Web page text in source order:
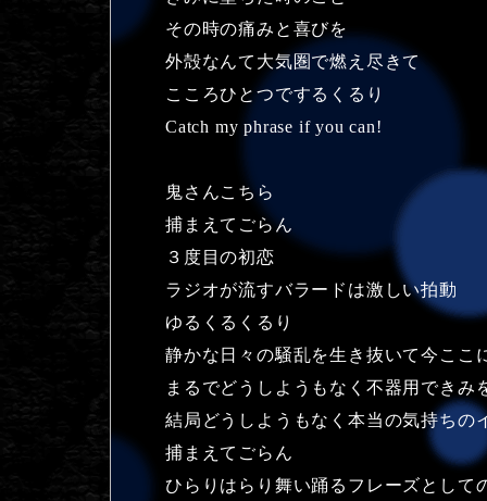
その時の痛みと喜びを
外殻なんて大気圏で燃え尽きて
こころひとつでするくるり
Catch my phrase if you can!
鬼さんこちら
捕まえてごらん
３度目の初恋
ラジオが流すバラードは激しい拍動
ゆるくるくるり
静かな日々の騒乱を生き抜いて今ここ
まるでどうしようもなく不器用できみ
結局どうしようもなく本当の気持ちの
捕まえてごらん
ひらりはらり舞い踊るフレーズとして